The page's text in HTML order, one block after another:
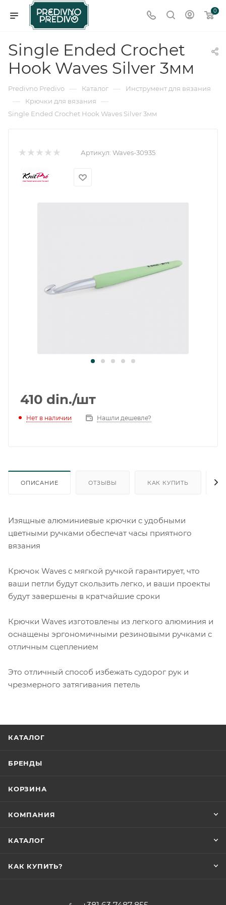
0
Single Ended Crochet
Hook Waves Silver 3мм
Predivno Predivo — Каталог — Инструмент для вязания
— Крючки для вязания —
Single Ended Crochet Hook Waves Silver 3мм
Артикул: Waves-30935
410 din./шт
Нет в наличии Нашли дешевле?
ОПИСАНИЕ ОТЗЫВЫ КАК КУПИТЬ
Изящные алюминиевые крючки с удобными
цветными ручками обеспечат часы приятного
вязания
Крючок Waves с мягкой ручкой гарантирует, что
ваши петли будут скользить легко, и ваши проекты
будут завершены в кратчайшие сроки
Крючки Waves изготовлены из легкого алюминия и
оснащены эргономичными резиновыми ручками с
отличным сцеплением
Это отличный способ избежать судорог рук и
чрезмерного затягивания петель
КАТАЛОГ
БРЕНДЫ
КОРЗИНА
КОМПАНИЯ
КАТАЛОГ
КАК КУПИТЬ?